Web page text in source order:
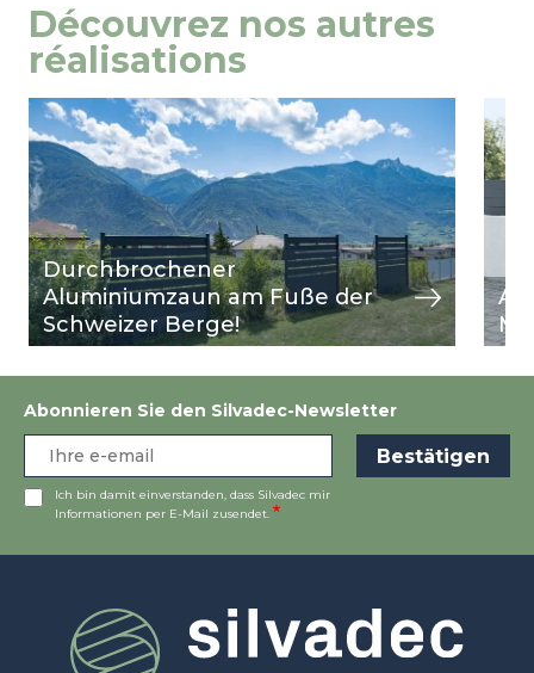
Découvrez nos autres
réalisations
Durchbrochener
Aluminiumzaun am Fuße der
Schweizer Berge!
Image
Ansicht
Abonnieren Sie den Silvadec-Newsletter
Ich bin damit einverstanden, dass Silvadec mir
Informationen per E-Mail zusendet.